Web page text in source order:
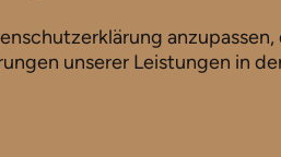
unserer Leistungen in